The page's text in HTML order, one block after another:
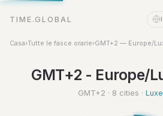
TIME.GLOBAL
Casa›Tutte le fasce orarie›GMT+2 — Europe/
GMT+2 - Europe/
GMT+2 · 8 cities ·
Assistente a tempo
Online